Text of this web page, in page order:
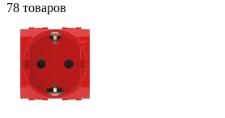
78 товаров